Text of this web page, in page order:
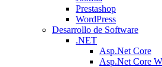
Prestashop
WordPress
Desarrollo de Software
.NET
Asp.Net Core
Asp.Net Core